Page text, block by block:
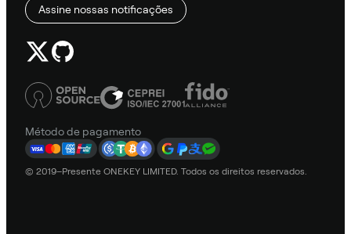
Assine nossas notificações
Método de pagamento
© 2019–Presente ONEKEY LIMITED. Todos os direitos reservados.